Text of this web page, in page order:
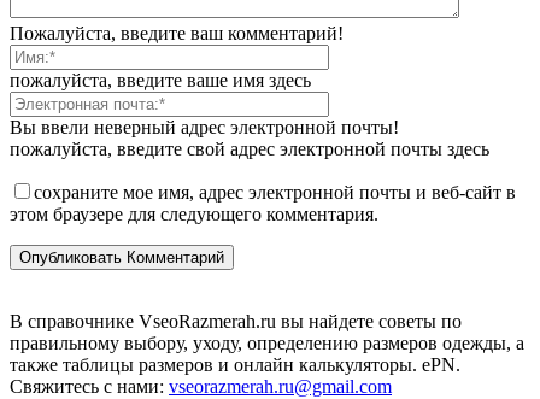
Пожалуйста, введите ваш комментарий!
пожалуйста, введите ваше имя здесь
Вы ввели неверный адрес электронной почты!
пожалуйста, введите свой адрес электронной почты здесь
сохраните мое имя, адрес электронной почты и веб-сайт в
этом браузере для следующего комментария.
В справочнике VseoRazmerah.ru вы найдете советы по
правильному выбору, уходу, определению размеров одежды, а
также таблицы размеров и онлайн калькуляторы. ePN.
Свяжитесь с нами: vseorazmerah.ru@gmail.com